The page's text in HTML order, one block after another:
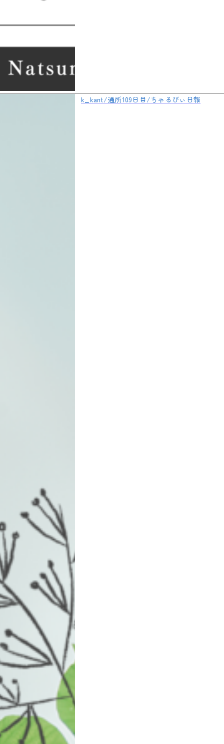
k_kant/通所109日目/ちゃるびぃ日報